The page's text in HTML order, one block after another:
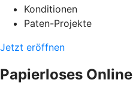
Konditionen
Paten-Projekte
Jetzt eröffnen
Papierloses